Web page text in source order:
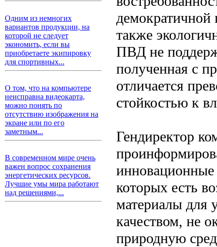
Одним из немногих
вариантов продукции, на
которой не следует
экономить, если вы
приобретаете экипировку
для спортивных...
О том, что на компьютере
неисправна видеокарта,
можно понять по
отсутствию изображения на
экране или по его
заметным...
В современном мире очень
важен вопрос сохранения
энергетических ресурсов.
Лучшие умы мира работают
над решениями,...
демократичной
также
ПВД не
полученная с
отличается
стойкостью к
Гендиректор
которых есть
материалы для
качеством, не
природную